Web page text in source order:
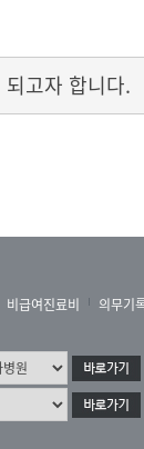
고자 합니다.
비급여진료비 의무기